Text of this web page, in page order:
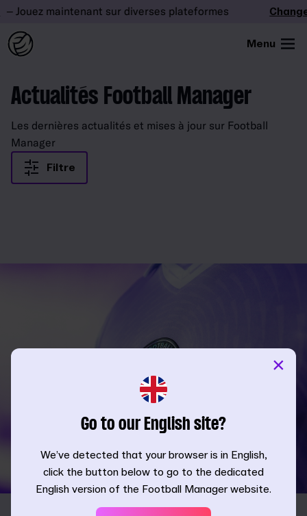
– Jouez maintenant sur diverses plateformes
Menu
Actualités Football Manager
Les dernières actualités et mises à jour sur Football
Manager
Filtre
Go to our English site?
We’ve detected that your browser is in English,
click the button below to go to the dedicated
English version of the Football Manager website.
×